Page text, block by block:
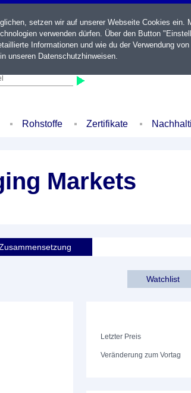
Rohstoffe Zertifikate
Markets
Watchlist
Letzter Preis
Veränderung zum Vortag
setzen wir auf unserer Webseite Cookies ein.
verwenden dürfen. Über den Button
Informationen und wie du der Verwendung
unseren Datenschutzhinweisen.